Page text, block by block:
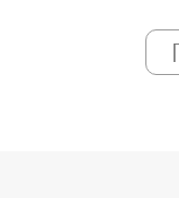
работает
персонал.
рассчитывать